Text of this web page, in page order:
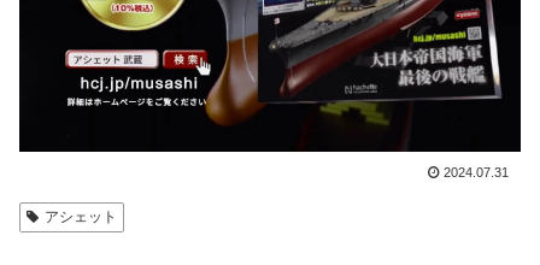
2024.07.31
アシェット